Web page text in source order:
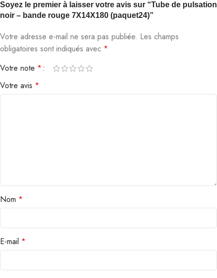
Soyez le premier à laisser votre avis sur “Tube de pulsation
noir – bande rouge 7X14X180 (paquet24)”
Votre adresse e-mail ne sera pas publiée. Les champs
obligatoires sont indiqués avec *
Votre note *
Votre avis *
Nom *
E-mail *